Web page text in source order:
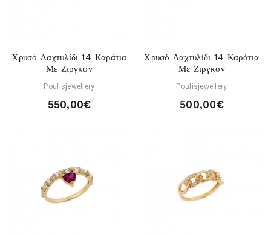
Χρυσό Δαχτυλίδι 14 Καράτια
Με Ζιργκον
Poulisjewellery
550,00€
Χρυσό Δαχτυλίδι 14 Καράτια
Με Ζιργκον
Poulisjewellery
500,00€